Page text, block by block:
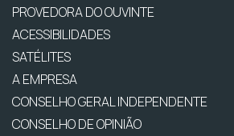
PROVEDORA DO OUVINTE
ACESSIBILIDADES
SATÉLITES
A EMPRESA
CONSELHO GERAL INDEPENDENTE
CONSELHO DE OPINIÃO